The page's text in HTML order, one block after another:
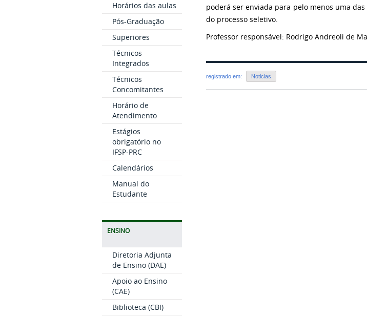
Horários das aulas
Pós-Graduação
Superiores
Técnicos
Integrados
Técnicos
Concomitantes
Horário de
Atendimento
Estágios
obrigatório no
IFSP-PRC
Calendários
Manual do
Estudante
ENSINO
Diretoria Adjunta
de Ensino (DAE)
Apoio ao Ensino
(CAE)
Biblioteca (CBI)
poderá ser enviada para pelo menos uma
do processo seletivo.
Professor responsável: Rodrigo Andreoli de
registrado em: Noticias